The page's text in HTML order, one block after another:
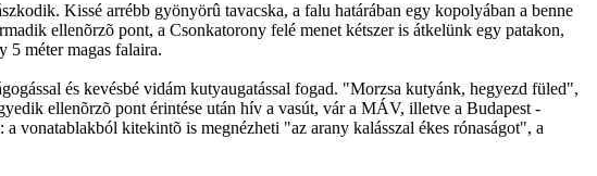
Kissé arrébb gyönyörû tavacska, a falu határában egy kopolyában a benne
ellenõrzõ pont, a Csonkatorony felé menet kétszer is átkelünk egy patakon,
5 méter magas falaira.
és kevésbé vidám kutyaugatással fogad. "Morzsa kutyánk, hegyezd füled",
ellenõrzõ pont érintése után hív a vasút, vár a MÁV, illetve a Budapest -
vonatablakból kitekintõ is megnézheti "az arany kalásszal ékes rónaságot", a